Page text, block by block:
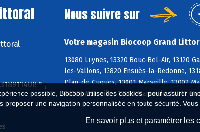
possible, Biocoop utilise des cookies : pour assurer
proposer une navigation personnalisée en toute sécurité.
En savoir plus et paramétrer les
° ,
Nous suivre sur
Votre magasin Biocoop Grand
13080 Luynes, 13320 Bouc-Bel-Air, 13120
les-Vallons, 13820 Ensuès-la-Redonne,
Plan-de-Cuques, 13001 Marseille, 13002
13009 Marseille, 13010 Marseille, 13011